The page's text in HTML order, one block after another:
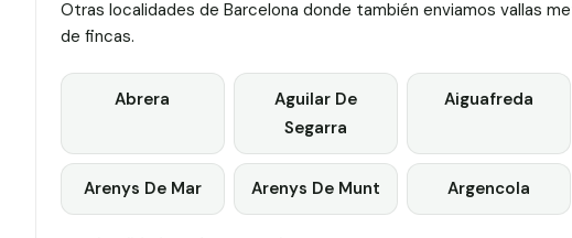
Otras localidades de Barcelona donde también enviamos vallas
de fincas.
Abrera
Aguilar De
Segarra
Aiguafreda
Arenys De Mar Arenys De Munt Argencola